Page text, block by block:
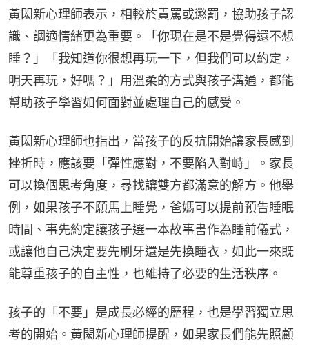
黃閎新心理師表示，相較於責罵或懲罰，協助孩子認
識、調適情緒更為重要。「你現在是不是覺得還不想
睡？」「我知道你很想再玩一下，但我們可以約定，
明天再玩，好嗎？」用溫柔的方式與孩子溝通，都能
幫助孩子學習如何面對並處理自己的感受。
黃閎新心理師也指出，當孩子的反抗開始讓家長感到
挫折時，應該要「彈性應對，不要陷入對峙」。家長
可以換個思考角度，尋找讓雙方都滿意的解方。他舉
例，如果孩子不願馬上睡覺，爸媽可以提前預告睡眠
時間、事先約定讓孩子選一本故事書作為睡前儀式，
或讓他自己決定要先刷牙還是先換睡衣，如此一來既
能尊重孩子的自主性，也維持了必要的生活秩序。
​孩子的「不要」是成長必經的歷程，也是學習獨立思
考的開始。黃閎新心理師提醒，如果家長們能先照顧